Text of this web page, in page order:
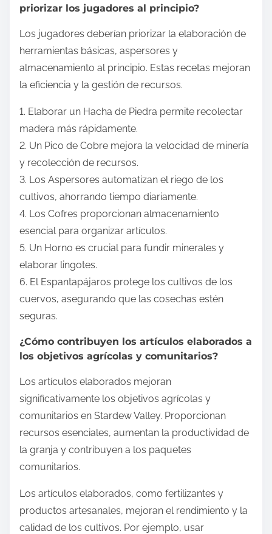
priorizar los jugadores al principio?
Los jugadores deberían priorizar la elaboración de
herramientas básicas, aspersores y
almacenamiento al principio. Estas recetas mejoran
la eficiencia y la gestión de recursos.
1. Elaborar un Hacha de Piedra permite recolectar
madera más rápidamente.
2. Un Pico de Cobre mejora la velocidad de minería
y recolección de recursos.
3. Los Aspersores automatizan el riego de los
cultivos, ahorrando tiempo diariamente.
4. Los Cofres proporcionan almacenamiento
esencial para organizar artículos.
5. Un Horno es crucial para fundir minerales y
elaborar lingotes.
6. El Espantapájaros protege los cultivos de los
cuervos, asegurando que las cosechas estén
seguras.
¿Cómo contribuyen los artículos elaborados a
los objetivos agrícolas y comunitarios?
Los artículos elaborados mejoran
significativamente los objetivos agrícolas y
comunitarios en Stardew Valley. Proporcionan
recursos esenciales, aumentan la productividad de
la granja y contribuyen a los paquetes
comunitarios.
Los artículos elaborados, como fertilizantes y
productos artesanales, mejoran el rendimiento y la
calidad de los cultivos. Por ejemplo, usar